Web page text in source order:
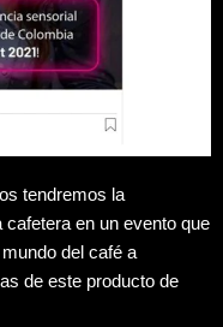
tendremos la
en un evento que
del café a
de este producto de